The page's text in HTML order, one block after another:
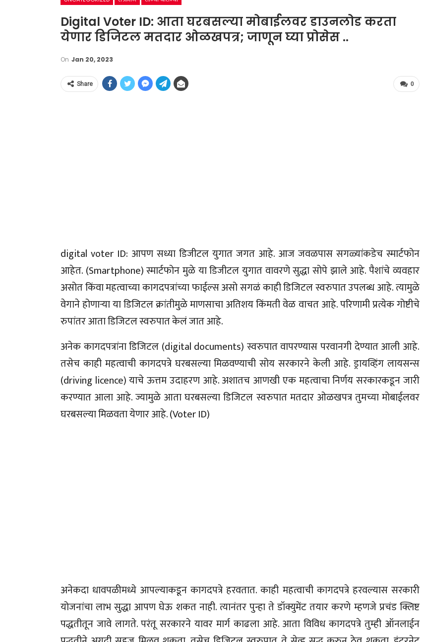
Digital Voter ID: आता घरबसल्या मोबाईलवर डाउनलोड करता
येणार डिजिटल मतदार ओळखपत्र; जाणून घ्या प्रोसेस ..
On Jan 20, 2023
0
Share
digital voter ID: आपण सध्या डिजीटल युगात जगत आहे. आज जवळपास सगळ्यांकडेच स्मार्टफोन
आहेत. (Smartphone) स्मार्टफोन मुळे या डिजीटल युगात वावरणे सुद्धा सोपे झाले आहे. पैशांचे व्यवहार
असोत किंवा महत्वाच्या कागदपत्रांच्या फाईल्स असो सगळं काही डिजिटल स्वरुपात उपलब्ध आहे. त्यामुळे
वेगाने होणार्‍या या डिजिटल क्रांतीमुळे माणसाचा अतिशय किंमती वेळ वाचत आहे. परिणामी प्रत्येक गोष्टीचे
रुपांतर आता डिजिटल स्वरुपात केलं जात आहे.
अनेक कागदपत्रांना डिजिटल (digital documents) स्वरुपात वापरण्यास परवानगी देण्यात आली आहे.
तसेच काही महत्वाची कागदपत्रे घरबसल्या मिळवण्याची सोय सरकारने केली आहे. ड्रायव्हिंग लायसन्स
(driving licence) याचे ऊत्तम उदाहरण आहे. अशातच आणखी एक महत्वाचा निर्णय सरकारकडून जारी
करण्यात आला आहे. ज्यामुळे आता घरबसल्या डिजिटल स्वरुपात मतदार ओळखपत्र तुमच्या मोबाईलवर
घरबसल्या मिळवता येणार आहे. (Voter ID)
अनेकदा धावपळीमध्ये आपल्याकडून कागदपत्रे हरवतात. काही महत्वाची कागदपत्रे हरवल्यास सरकारी
योजनांचा लाभ सुद्धा आपण घेऊ शकत नाही. त्यानंतर पुन्हा ते डॉक्युमेंट तयार करणे म्हणजे प्रचंड क्लिष्ट
पद्धतीतून जावे लागते. परंतू सरकारने यावर मार्ग काढला आहे. आता विविध कागदपत्रे तुम्ही ऑनलाईन